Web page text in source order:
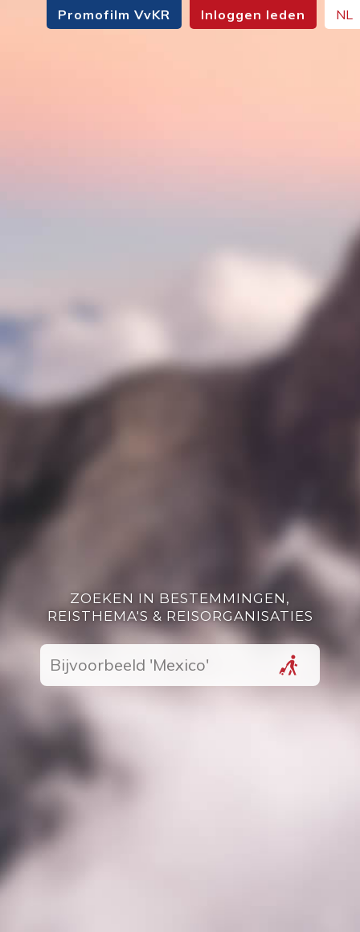
Promofilm VvKR Inloggen leden NL
ZOEKEN IN BESTEMMINGEN,
REISTHEMA'S & REISORGANISATIES